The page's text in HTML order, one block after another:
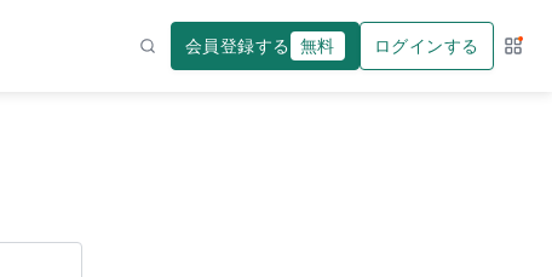
会員登録する 無料 ログインする サー